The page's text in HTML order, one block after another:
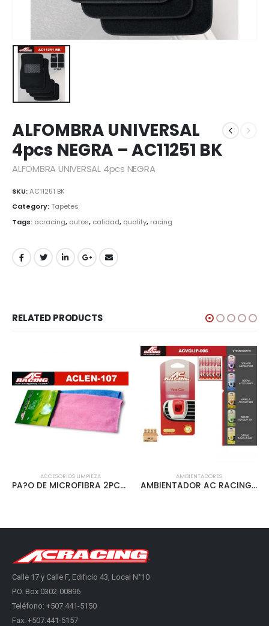
ALFOMBRA UNIVERSAL
4pcs NEGRA – AC11251 BK
ALFOMBRA UNIVERSAL 4pcs NEGRA
SKU:AC11251 BK
Category:Tapetes
Tags: acracing, autos, calidad, quality, racing
RELATED PRODUCTS
ACCESORIOS LIMPIEZA
PA?O DE MICROFIBRA 2PCS – ACLEN-107
AMBIENTADORES
AMBIENTADOR AC RACING VENT CLIP 12PCS/INNER FRESA – ACVCLIP-006
Calle 17 y Calle F, Edificio 43, Local N°10
P.O. Box 0302-00896
Teléfono: +507.441-5150
Fax: +507.441-5157